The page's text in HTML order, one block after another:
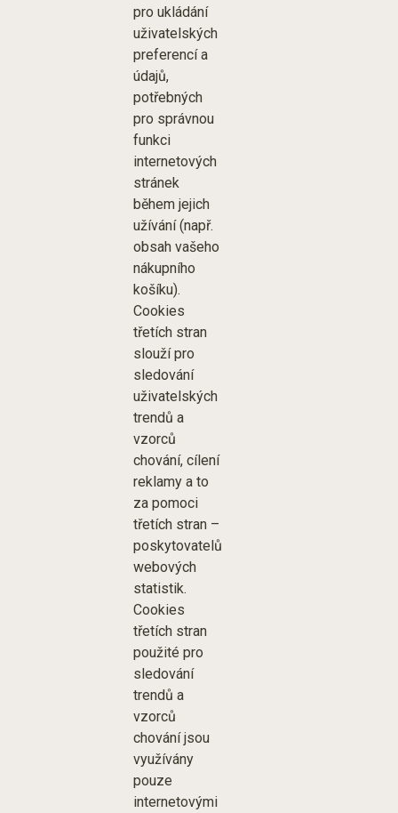
pro ukládání
uživatelských
preferencí a
údajů,
potřebných
pro správnou
funkci
internetových
stránek
během jejich
užívání (např.
obsah vašeho
nákupního
košíku).
Cookies
třetích stran
slouží pro
sledování
uživatelských
trendů a
vzorců
chování, cílení
reklamy a to
za pomoci
třetích stran –
poskytovatelů
webových
statistik.
Cookies
třetích stran
použité pro
sledování
trendů a
vzorců
chování jsou
využívány
pouze
internetovými